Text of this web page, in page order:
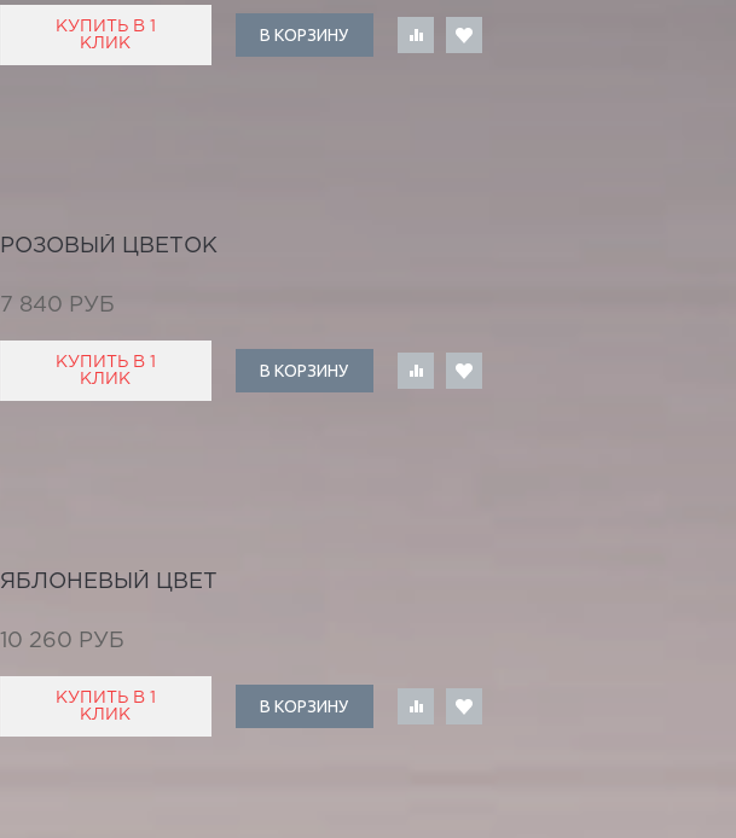
КУПИТЬ В 1
КЛИК
В КОРЗИНУ
РОЗОВЫЙ ЦВЕТОК
7 840 РУБ
КУПИТЬ В 1
КЛИК
В КОРЗИНУ
ЯБЛОНЕВЫЙ ЦВЕТ
10 260 РУБ
КУПИТЬ В 1
КЛИК
В КОРЗИНУ